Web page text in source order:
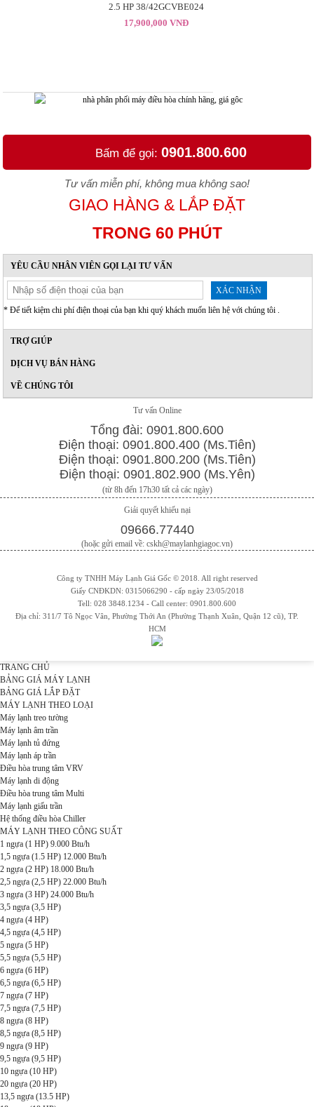
2.5 HP 38/42GCVBE024
17,900,000 VNĐ
Bấm để gọi: 0901.800.600
Tư vấn miễn phí, không mua không sao!
GIAO HÀNG & LẮP ĐẶT
TRONG 60 PHÚT
YÊU CẦU NHÂN VIÊN GỌI LẠI TƯ VẤN
XÁC NHẬN
* Để tiết kiệm chi phí điện thoại của bạn khi quý khách muốn liên hệ với chúng tôi .
TRỢ GIÚP
DỊCH VỤ BÁN HÀNG
VỀ CHÚNG TÔI
Tư vấn Online
Tổng đài: 0901.800.600
Điện thoại: 0901.800.400 (Ms.Tiên)
Điện thoại: 0901.800.200 (Ms.Tiên)
Điện thoại: 0901.802.900 (Ms.Yên)
(từ 8h đến 17h30 tất cả các ngày)
Giải quyết khiếu nại
09666.77440
(hoặc gửi email về: cskh@maylanhgiagoc.vn)
Công ty TNHH Máy Lạnh Giá Gốc © 2018. All right reserved
Giấy CNĐKDN: 0315066290 - cấp ngày 23/05/2018
Tell: 028 3848.1234 - Call center: 0901.800.600
Địa chỉ: 311/7 Tô Ngọc Vân, Phường Thới An (Phường Thạnh Xuân, Quận 12 cũ), TP.
HCM
TRANG CHỦ
BẢNG GIÁ MÁY LẠNH
BẢNG GIÁ LẮP ĐẶT
MÁY LẠNH THEO LOẠI
Máy lạnh treo tường
Máy lạnh âm trần
Máy lạnh tủ đứng
Máy lạnh áp trần
Điều hòa trung tâm VRV
Máy lạnh di động
Điều hòa trung tâm Multi
Máy lạnh giấu trần
Hệ thống điều hòa Chiller
MÁY LẠNH THEO CÔNG SUẤT
1 ngựa (1 HP) 9.000 Btu/h
1,5 ngựa (1.5 HP) 12.000 Btu/h
2 ngựa (2 HP) 18.000 Btu/h
2,5 ngựa (2,5 HP) 22.000 Btu/h
3 ngựa (3 HP) 24.000 Btu/h
3,5 ngựa (3,5 HP)
4 ngựa (4 HP)
4,5 ngựa (4,5 HP)
5 ngựa (5 HP)
5,5 ngựa (5,5 HP)
6 ngựa (6 HP)
6,5 ngựa (6,5 HP)
7 ngựa (7 HP)
7,5 ngựa (7,5 HP)
8 ngựa (8 HP)
8,5 ngựa (8,5 HP)
9 ngựa (9 HP)
9,5 ngựa (9,5 HP)
10 ngựa (10 HP)
20 ngựa (20 HP)
13,5 ngựa (13.5 HP)